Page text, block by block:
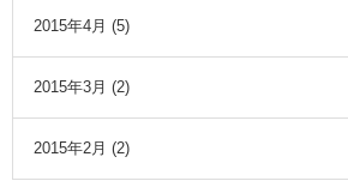
2015年4月 (5)
2015年3月 (2)
2015年2月 (2)